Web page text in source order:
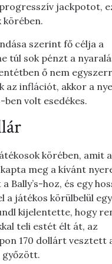
jackpotot,
körében.
szerint fő célja a
túl sok pénzt a
ő nem
az inflációt, akkor a
volt esedékes.
körében, amit
meg a kívánt
Bally’s-hoz, és egy
a játékos körülbelül
kijelentette, hogy
teli estét élt át, az
170 dollárt vesztett
győzött.